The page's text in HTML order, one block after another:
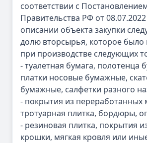
соответствии с
Правительства РФ от
описании объекта закупки
долю вторсырья, которое было
при производстве следующих
- туалетная бумага, полотенца
платки носовые бумажные,
бумажные, салфетки разного
- покрытия из переработанных
тротуарная плитка, бордюры,
- резиновая плитка, покрытия
крошки, мягкая кровля или